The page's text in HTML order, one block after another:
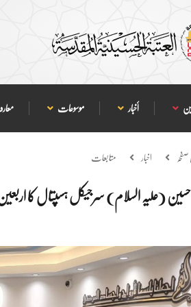
أخبار موسوعات
اخبار متابعات
حسین (علیہ السلام) سرجیکل ہسپتال کا